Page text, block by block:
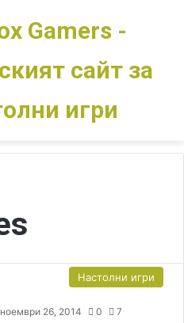
Gamers -
сайт за
игри
Настолни игри
ноември 26, 2014 0 7